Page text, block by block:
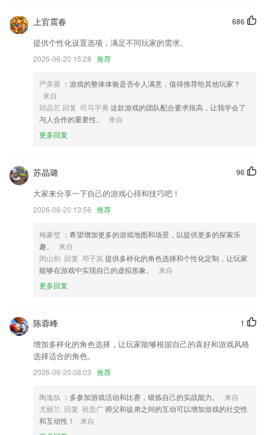
支持御2行业进阶版
水泥指数全新改版，致力于推动水泥行业数据共享，为行业打造基于多维
度数据的深度服务。
（更新应用个法人权限判断和获取用户信息机制；
增加消息界面，通知一目了然；
优化安师傅业务，好服务只为您。
联系我们
改。
686
上官震春
提供个性化设置选项，满足不同玩家的需求。
2026-06-20 15:28 推荐
严美善 ：游戏的整体体验是否令人满意，值得推荐给其他玩家？
来自
邱晶艺 回复 司马宇勇 这款游戏的团队配合要求很高，让我学会了
与人合作的重要性。
来自
更多回复
96
苏晶璐
大家来分享一下自己的游戏心得和技巧吧！
2026-06-20 13:56 推荐
梅豪璧 ：希望增加更多的游戏地图和场景，以提供更多的探索乐
趣。
来自
闵山剑 回复 邓子岚 提供多样化的角色选择和个性化定制，让玩家
能够在游戏中实现自己的虚拟形象。
来自
更多回复
1
陈蓉峰
增加多样化的角色选择，让玩家能够根据自己的喜好和游戏风格
选择适合的角色。
2026-06-20 08:03 推荐
陶逸纨 ：多参加游戏活动和比赛，锻炼自己的实战能力。
来自
尤丽兰 回复 祝贵广 师父和徒弟之间的互动可以增加游戏的社交性
和互动性！
来自